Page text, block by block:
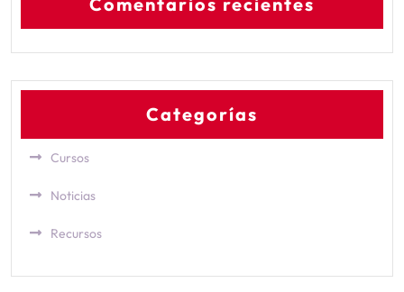
Categorías
Cursos
Noticias
Recursos